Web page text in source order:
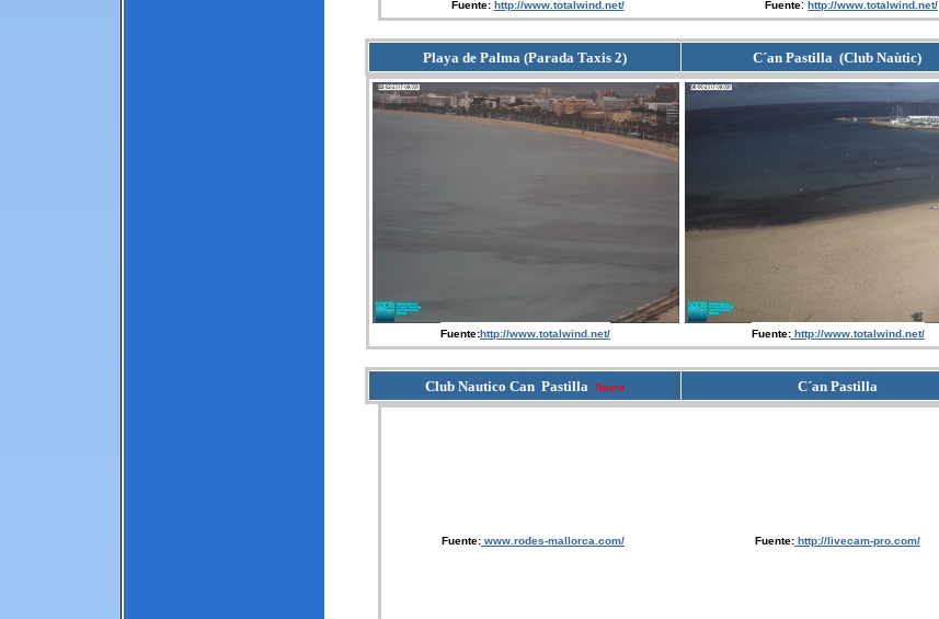
Fuente: http://www.totalwind.net/ Fuente: http://www.totalwind.net/
Playa de Palma (Parada Taxis 2) C´an Pastilla (Club Naùtic)
Fuente:http://www.totalwind.net/ Fuente: http://www.totalwind.net/
Club Nautico Can Pastilla Nueva C´an Pastilla
Fuente: www.rodes-mallorca.com/ Fuente: http://livecam-pro.com/